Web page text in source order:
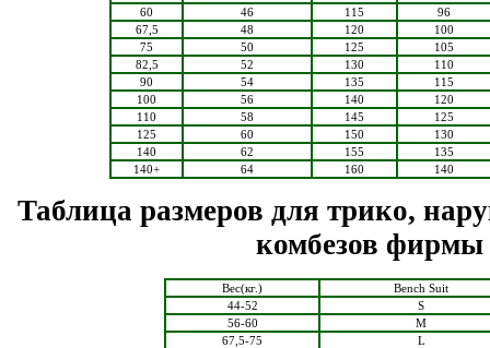
60
46 115
96
67,5
48 120
100
75
50 125
105
82,5
52 130
110
90
54 135
115
100
56 140
120
110
58 145
125
125
60 150
130
140
62 155
135
140+
64 160 140
Таблица размеров для трико,
комбезов
Вес(кг.)
Bench Suit
44-52
S
56-60
M
67,5-75
L